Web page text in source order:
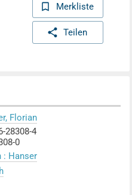
Merkliste
Teilen
Florian
28308-4
0
: Hanser